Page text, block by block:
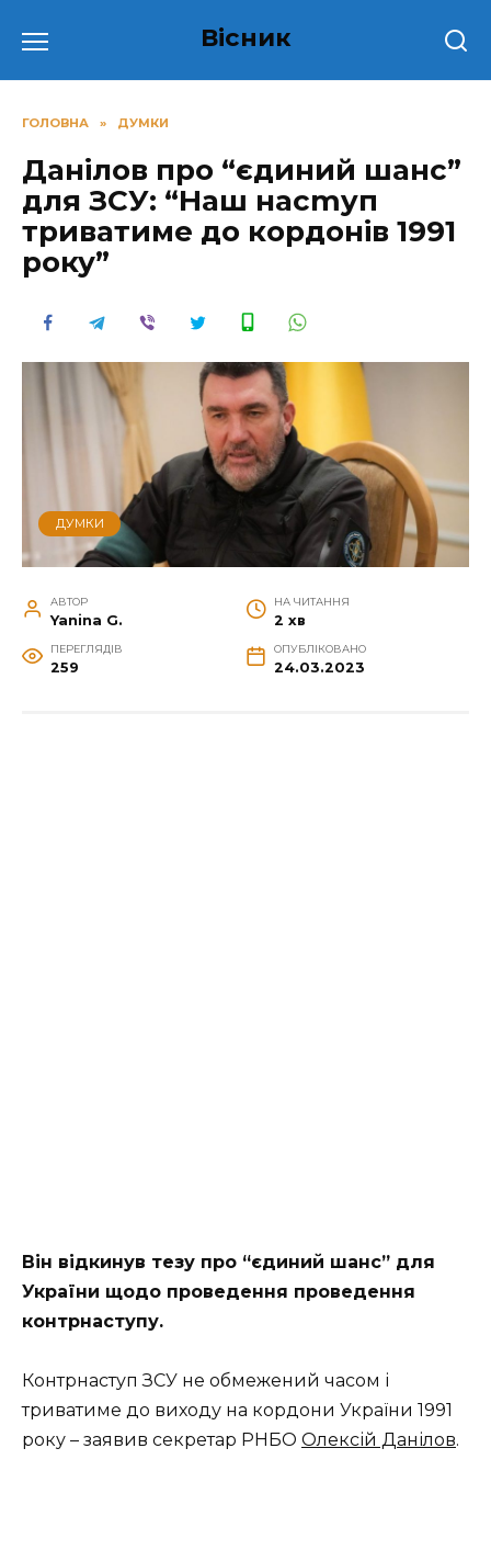
до
Вісник
ГОЛОВНА » ДУМКИ
Данілов про “єдиний шанс”
для ЗСУ: “Наш насmyп
триватиме до кордонів 1991
року”
ДУМКИ
АВТОР
Yanina G.
НА ЧИТАННЯ
2 хв
ПЕРЕГЛЯДІВ
259
ОПУБЛІКОВАНО
24.03.2023
Він відкинув тезу про “єдиний шанс” для
України щодо проведення проведення
контрнаступу.
Контрнаступ ЗСУ не обмежений часом і
триватиме до виходу на кордони України 1991
року – заявив секретар РНБО Олексій Данілов.